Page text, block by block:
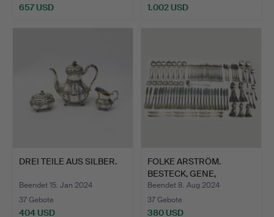
657 USD 1.002 USD
DREI TEILE AUS SILBER.
Beendet 15. Jan 2024
37 Gebote
404 USD
FOLKE ARSTRÖM.
BESTECK, GENE,
ATTACHÉ, 114…
Beendet 8. Aug 2024
37 Gebote
380 USD